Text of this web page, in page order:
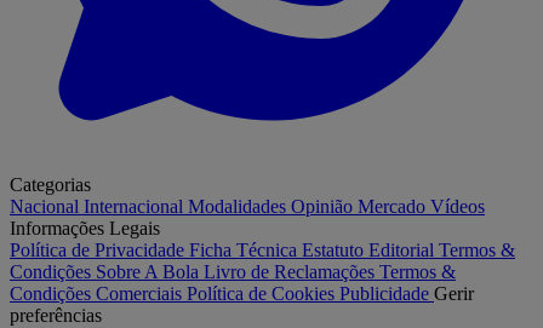
Categorias
Nacional Internacional Modalidades Opinião Mercado Vídeos
Informações Legais
Política de Privacidade Ficha Técnica Estatuto Editorial Termos &
Condições Sobre A Bola Livro de Reclamações Termos &
Condições Comerciais Política de Cookies Publicidade Gerir
preferências